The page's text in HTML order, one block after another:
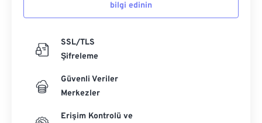
bilgi edinin
SSL/TLS
Şifreleme
Güvenli Veriler
Merkezler
Erişim Kontrolü ve